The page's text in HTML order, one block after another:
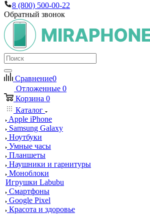
8 (800) 500-00-22
Обратный звонок
Сравнение0
Отложенные 0
Корзина 0
Каталог
Apple iPhone
Samsung Galaxy
Ноутбуки
Умные часы
Планшеты
Наушники и гарнитуры
Моноблоки
Игрушки Labubu
Смартфоны
Google Pixel
Красота и здоровье